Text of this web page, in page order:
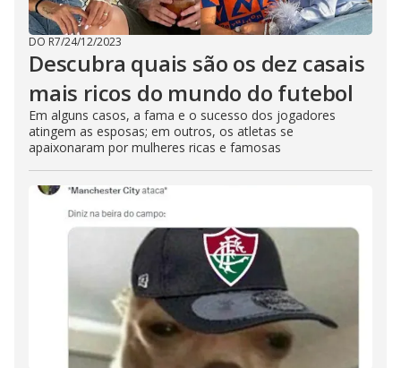
DO R7/24/12/2023
Descubra quais são os dez casais
mais ricos do mundo do futebol
Em alguns casos, a fama e o sucesso dos jogadores
atingem as esposas; em outros, os atletas se
apaixonaram por mulheres ricas e famosas